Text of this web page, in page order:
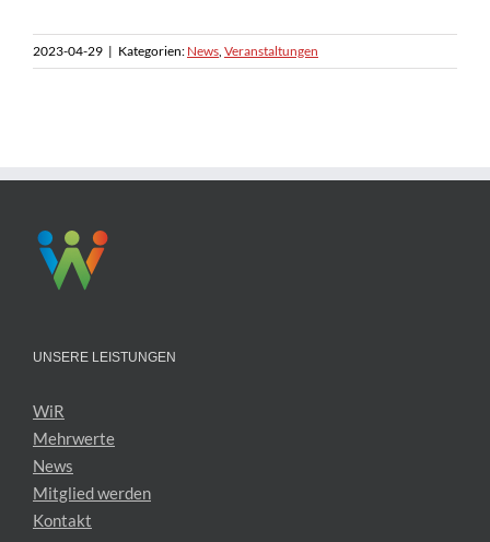
2023-04-29 | Kategorien: News Veranstaltungen
UNSERE LEISTUNGEN
WiR
Mehrwerte
News
Mitglied werden
Kontakt